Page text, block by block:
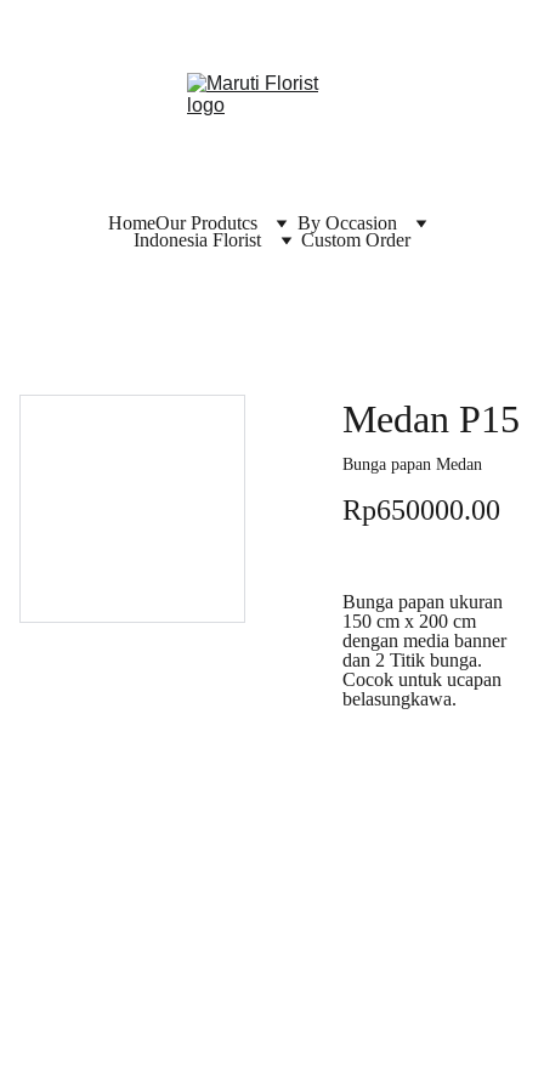
HomeOur Produtcs
By Occasion
Indonesia Florist
Custom Order
Medan P15
Bunga papan Medan
Rp650000.00
Bunga papan ukuran
150 cm x 200 cm
dengan media banner
dan 2 Titik bunga.
Cocok untuk ucapan
belasungkawa.